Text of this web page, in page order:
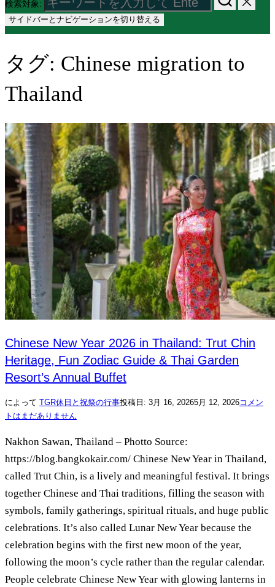
検索対象:
サイドバーとナビゲーションを切り替える
タグ: Chinese migration to
Thailand
Chinese New Year 2026 in Thailand: Trut Chin
Heritage, Fun Zodiac Guide & Thai Garden
Resort’s Annual Buffet
によって TGR休日と祝祭の行事投稿日: 3月 16, 20265月 12, 2026コメン
トはまだありません
Nakhon Sawan, Thailand – Photto Source:
https://blog.bangkokair.com/ Chinese New Year in Thailand,
called Trut Chin, is a lively and meaningful festival. It brings
together Chinese and Thai traditions, filling the season with
symbols, family gatherings, spiritual rituals, and huge public
celebrations. It’s also called Lunar New Year because the
celebration begins with the first new moon of the year,
following the moon’s cycle rather than the regular calendar.
People celebrate Chinese New Year with glowing lanterns in